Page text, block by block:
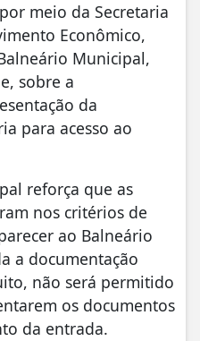
meio da Secretaria
Econômico,
Municipal,
sobre a
da
para acesso ao
reforça que as
nos critérios de
ao Balneário
a documentação
não será permitido
os documentos
da entrada.